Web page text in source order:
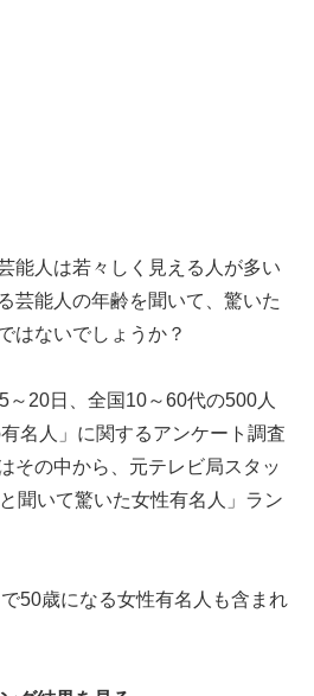
能人は若々しく見える人が多い
芸能人の年齢を聞いて、驚いた
はないでしょうか？
20日、全国10～60代の500人
名人」に関するアンケート調査
その中から、元テレビ局スタッ
聞いて驚いた女性有名人」ラン
50歳になる女性有名人も含まれ